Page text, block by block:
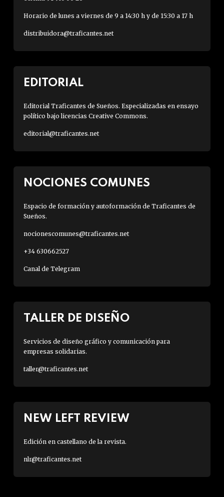
Horario de lunes a viernes de 9 a 14:30 h y de 15:30 a 17 h
distribuidora@traficantes.net
EDITORIAL
Editorial Traficantes de Sueños. Especializadas en ensayo
político bajo licencias Creative Commons.
editorial@traficantes.net
NOCIONES COMUNES
Espacio de formación y autoformación de Traficantes de
Sueños.
nocionescomunes@traficantes.net
+34 630662527
Canal de Telegram
TALLER DE DISEÑO
Servicios de diseño gráfico y comunicación para
empresas solidarias.
taller@traficantes.net
NEW LEFT REVIEW
Edición en castellano de la revista.
nlr@traficantes.net